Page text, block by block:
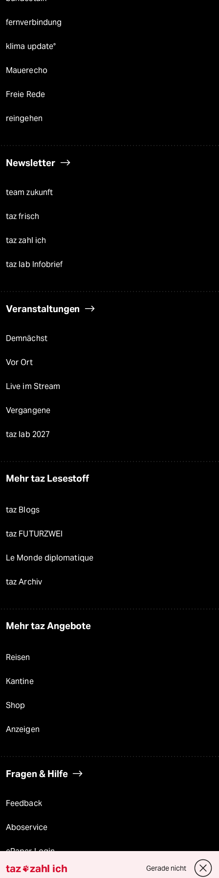
fernverbindung
klima update°
Mauerecho
Freie Rede
reingehen
Newsletter
team zukunft
taz frisch
taz zahl ich
taz lab Infobrief
Veranstaltungen
Demnächst
Vor Ort
Live im Stream
Vergangene
taz lab 2027
Mehr taz Lesestoff
taz Blogs
taz FUTURZWEI
Le Monde diplomatique
taz Archiv
Mehr taz Angebote
Reisen
Kantine
Shop
Anzeigen
Fragen & Hilfe
Feedback
Aboservice
ePaper Login
Downloads für Abonnierende
taz zahl ich Gerade nicht